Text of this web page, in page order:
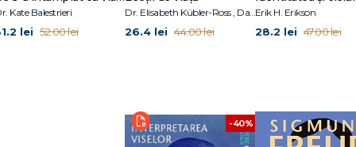
Kate Balestrieri
lei 52.00 lei
Dr. Elisabeth Kübler-Ross , David Kessler
26.4 lei 44.00 lei
Erik H. Erikson
28.2 lei 47.00 lei
-40%